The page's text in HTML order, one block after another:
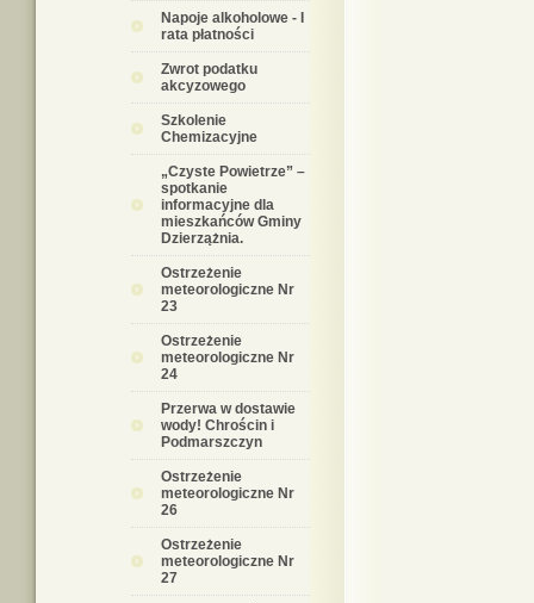
Napoje alkoholowe - I
rata płatności
Zwrot podatku
akcyzowego
Szkolenie
Chemizacyjne
„Czyste Powietrze” –
spotkanie
informacyjne dla
mieszkańców Gminy
Dzierzążnia.
Ostrzeżenie
meteorologiczne Nr
23
Ostrzeżenie
meteorologiczne Nr
24
Przerwa w dostawie
wody! Chrościn i
Podmarszczyn
Ostrzeżenie
meteorologiczne Nr
26
Ostrzeżenie
meteorologiczne Nr
27